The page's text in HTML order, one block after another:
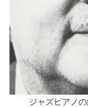
ジャズピアノ